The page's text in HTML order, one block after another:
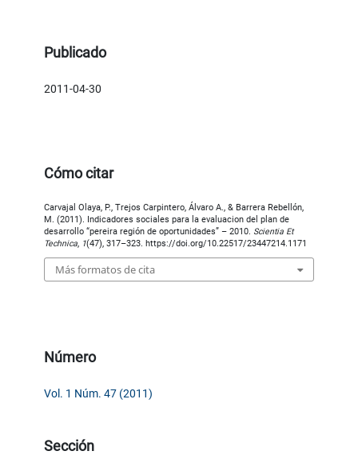
Publicado
2011-04-30
Cómo citar
Carvajal Olaya, P., Trejos Carpintero, Álvaro A., & Barrera Rebellón,
M. (2011). Indicadores sociales para la evaluacion del plan de
desarrollo “pereira región de oportunidades” – 2010. Scientia Et
Technica, 1(47), 317–323. https://doi.org/10.22517/23447214.1171
Más formatos de cita
Número
Vol. 1 Núm. 47 (2011)
Sección